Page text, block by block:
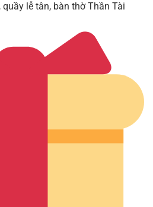
lễ tân, bàn thờ Thần Tài